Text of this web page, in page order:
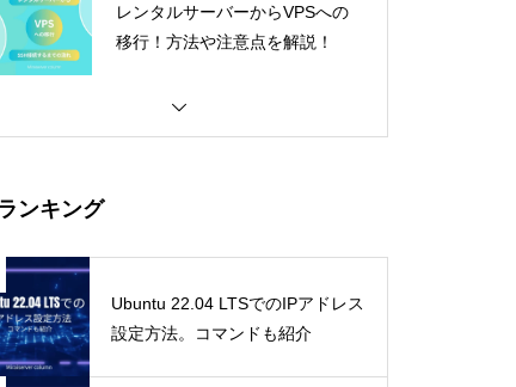
レンタルサーバーからVPSへの
移行！方法や注意点を解説！
ランキング
Ubuntu 22.04 LTSでのIPアドレス
設定方法。コマンドも紹介